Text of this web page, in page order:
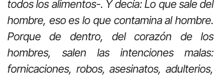
todos los alimentos-. Y decía: Lo que sale del
hombre, eso es lo que contamina al hombre.
Porque de dentro, del corazón de los
hombres, salen las intenciones malas:
fornicaciones, robos, asesinatos, adulterios,